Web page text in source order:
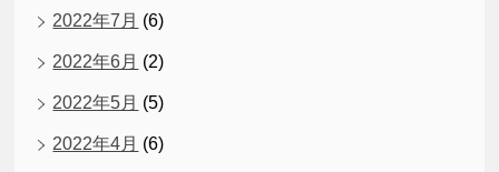
2022年7月 (6)
2022年6月 (2)
2022年5月 (5)
2022年4月 (6)